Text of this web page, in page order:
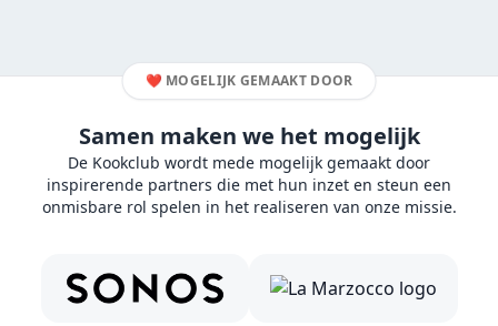
❤️ MOGELIJK GEMAAKT DOOR
Samen maken we het mogelijk
De Kookclub wordt mede mogelijk gemaakt door
inspirerende partners die met hun inzet en steun een
onmisbare rol spelen in het realiseren van onze missie.